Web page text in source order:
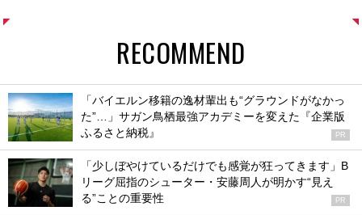
RECOMMEND
「バイエルン移籍の逸材輩出も“グラウンドがなかっ
た”…」サガン鳥栖最強アカデミーを変えた『企業版
ふるさと納税』
PR
「少しぼやけているだけでも感覚が狂ってきます」B
リーグ屈指のシューター・安藤周人が明かす“見え
る”ことの重要性
PR